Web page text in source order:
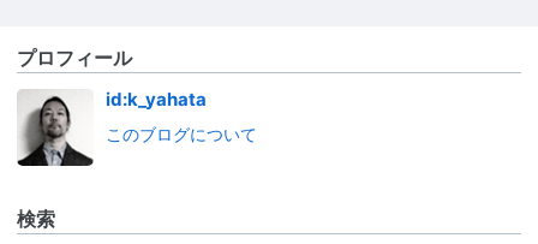
プロフィール
id:k_yahata
このブログについて
検索